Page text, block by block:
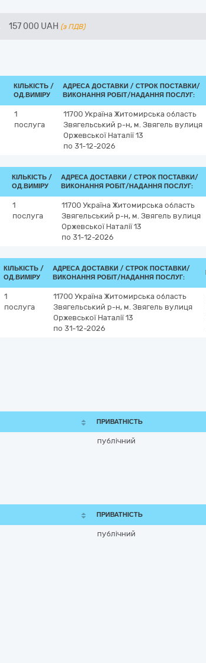
157 000 UAH (з ПДВ)
КІЛЬКІСТЬ /
ОД.ВИМІРУ
АДРЕСА ДОСТАВКИ / СТРОК ПОСТАВКИ/
ВИКОНАННЯ РОБІТ/НАДАННЯ ПОСЛУГ:
1
послуга
11700 Україна Житомирська область
Звягельський р-н, м. Звягель вулиця
Оржевської Наталії 13
по 31-12-2026
КІЛЬКІСТЬ /
ОД.ВИМІРУ
АДРЕСА ДОСТАВКИ / СТРОК ПОСТАВКИ/
ВИКОНАННЯ РОБІТ/НАДАННЯ ПОСЛУГ:
1
послуга
11700 Україна Житомирська область
Звягельський р-н, м. Звягель вулиця
Оржевської Наталії 13
по 31-12-2026
КІЛЬКІСТЬ /
ОД.ВИМІРУ
АДРЕСА ДОСТАВКИ / СТРОК ПОСТАВКИ/
ВИКОНАННЯ РОБІТ/НАДАННЯ ПОСЛУГ:
1
послуга
11700 Україна Житомирська область
Звягельський р-н, м. Звягель вулиця
Оржевської Наталії 13
по 31-12-2026
ПРИВАТНІСТЬ
публічний
ПРИВАТНІСТЬ
публічний